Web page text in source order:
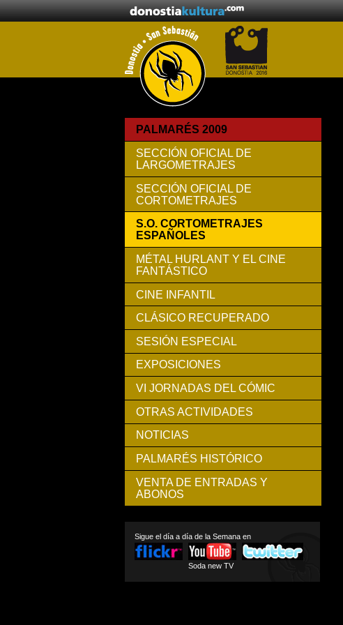
PALMARÉS 2009
SECCIÓN OFICIAL DE
LARGOMETRAJES
SECCIÓN OFICIAL DE
CORTOMETRAJES
S.O. CORTOMETRAJES
ESPAÑOLES
MÉTAL HURLANT Y EL CINE
FANTÁSTICO
CINE INFANTIL
CLÁSICO RECUPERADO
SESIÓN ESPECIAL
EXPOSICIONES
VI JORNADAS DEL CÓMIC
OTRAS ACTIVIDADES
NOTICIAS
PALMARÉS HISTÓRICO
VENTA DE ENTRADAS Y
ABONOS
Sigue el día a día de la Semana en
Soda new TV